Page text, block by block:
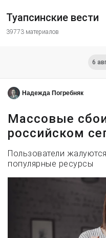
Туапсинские вести
39773 материалов
6
Надежда Погребняк
Массовые
российском
Пользователи
популярные ресурсы